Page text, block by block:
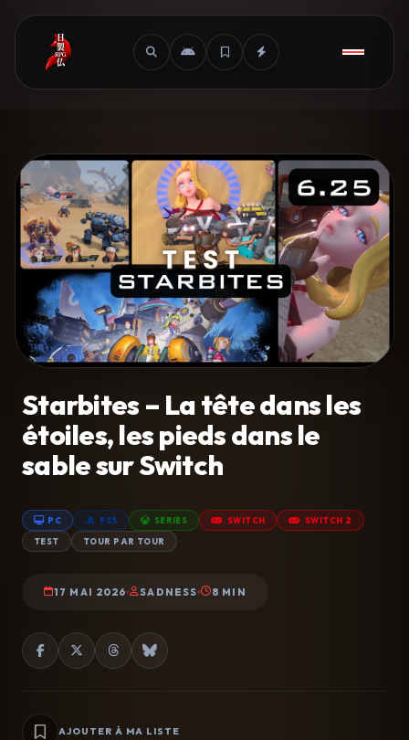
Starbites – La tête dans les
étoiles, les pieds dans le
sable sur Switch
PC PS5 SERIES SWITCH SWITCH 2
TEST TOUR PAR TOUR
17 MAI 2026 SADNESS 8 MIN
AJOUTER À MA LISTE